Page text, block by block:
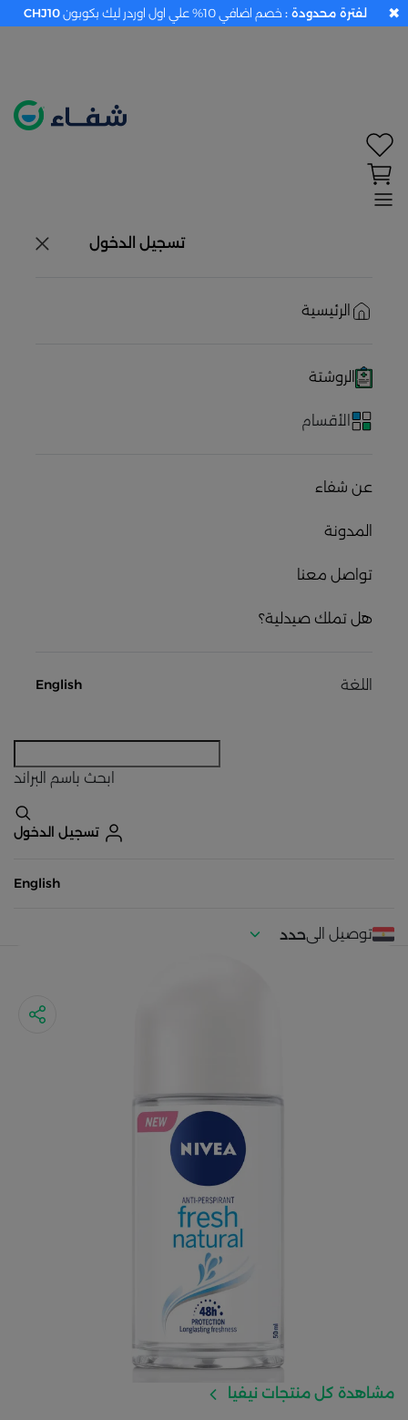
تسجيل الدخول
الرئيسية
الروشتة
الأقسام
عن شفاء
المدونة
تواصل معنا
هل تملك صيدلية؟
اللغة English
ابحث باسم البراند
تسجيل الدخول
English
توصيل الىحدد
مشاهدة كل منتجات نيفيا
لفترة محدودة : خصم اضافي 10% علي اول اوردر ليك بكوبون CHJ10 ✖